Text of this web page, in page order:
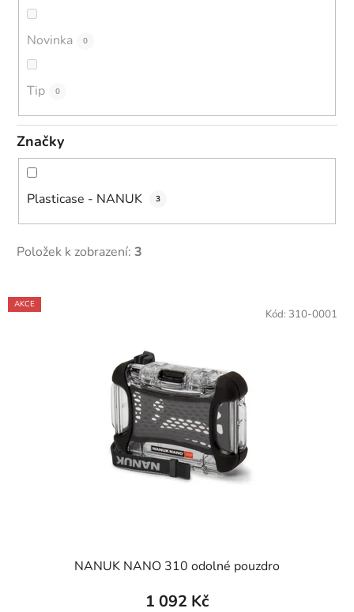
Novinka 0
Tip 0
Značky
Plasticase - NANUK 3
Položek k zobrazení: 3
V
ý
AKCE
NANUK NANO 310 odolné pouzdro
1 092 Kč
Kód: 310-0001